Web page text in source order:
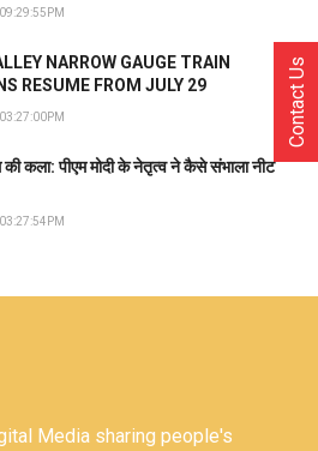
NARROW GAUGE TRAIN
RESUME FROM JULY 29
कला: पीएम मोदी के नेतृत्व ने कैसे संभाला नीट
Media sharing people's
Contact Us